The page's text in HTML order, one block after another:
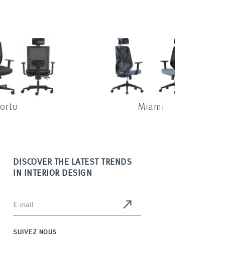
Miami
DISCOVER THE LATEST TRENDS
IN INTERIOR DESIGN
SUIVEZ NOUS